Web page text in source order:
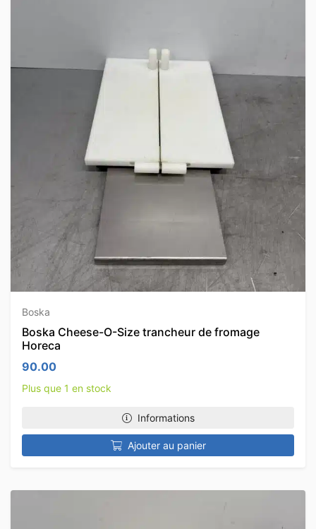
Boska
Boska Cheese-O-Size trancheur de fromage
Horeca
90.00
Plus que 1 en stock
Informations
Ajouter au panier